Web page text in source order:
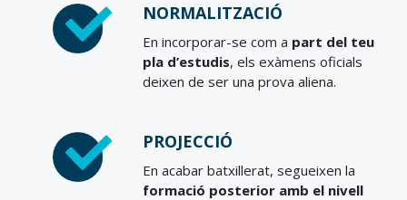
NORMALITZACIÓ
En incorporar-se com a part del teu
pla d’estudis, els exàmens oficials
deixen de ser una prova aliena.
PROJECCIÓ
En acabar batxillerat, segueixen la
formació posterior amb el nivell